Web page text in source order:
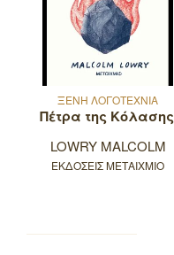
ΞΕΝΗ ΛΟΓΟΤΕΧΝΙΑ
Πέτρα της Κόλασης
LOWRY MALCOLM
ΕΚΔΟΣΕΙΣ ΜΕΤΑΙΧΜΙΟ